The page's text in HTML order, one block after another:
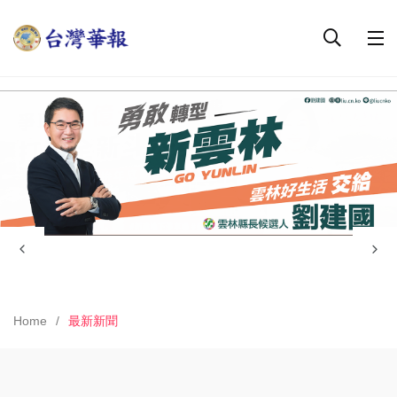
Home 最新新聞